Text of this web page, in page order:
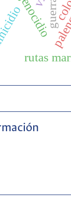
guerra
rutas